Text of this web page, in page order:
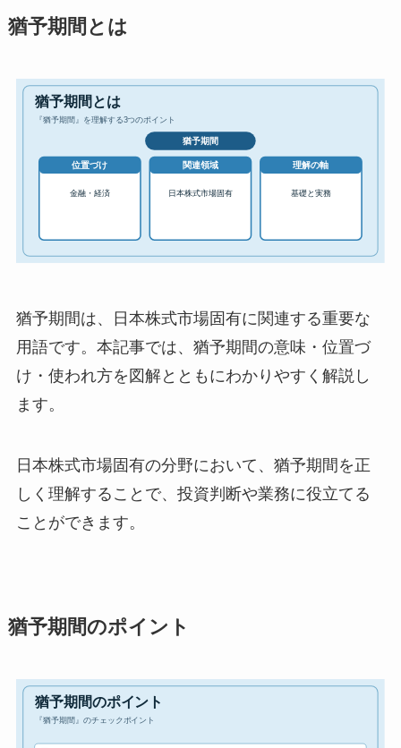
猶予期間とは
猶予期間は、日本株式市場固有に関連する重要な
用語です。本記事では、猶予期間の意味・位置づ
け・使われ方を図解とともにわかりやすく解説し
ます。
日本株式市場固有の分野において、猶予期間を正
しく理解することで、投資判断や業務に役立てる
ことができます。
猶予期間のポイント